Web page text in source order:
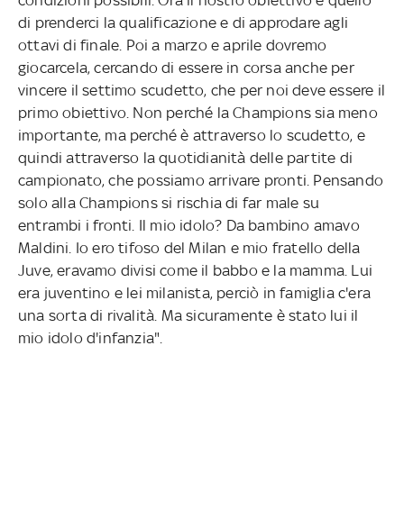
di prenderci la qualificazione e di approdare agli
ottavi di finale. Poi a marzo e aprile dovremo
giocarcela, cercando di essere in corsa anche per
vincere il settimo scudetto, che per noi deve essere il
primo obiettivo. Non perché la Champions sia meno
importante, ma perché è attraverso lo scudetto, e
quindi attraverso la quotidianità delle partite di
campionato, che possiamo arrivare pronti. Pensando
solo alla Champions si rischia di far male su
entrambi i fronti. Il mio idolo? Da bambino amavo
Maldini. Io ero tifoso del Milan e mio fratello della
Juve, eravamo divisi come il babbo e la mamma. Lui
era juventino e lei milanista, perciò in famiglia c'era
una sorta di rivalità. Ma sicuramente è stato lui il
mio idolo d'infanzia".